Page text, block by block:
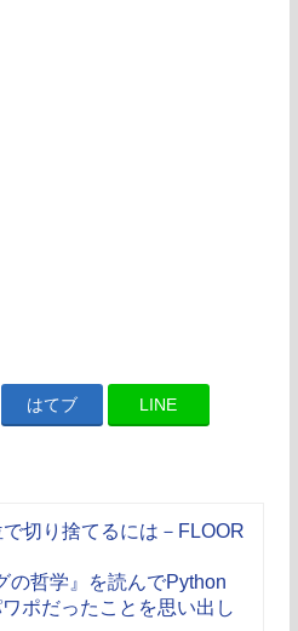
はてブ LINE
切り捨てるには－FLOOR
の哲学』を読んでPython
ポだったことを思い出し